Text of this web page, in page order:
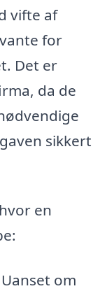
vifte af
for
Det er
da de
sikkert
en
Uanset om